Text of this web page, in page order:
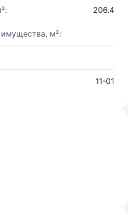
206.4
м²:
11-01